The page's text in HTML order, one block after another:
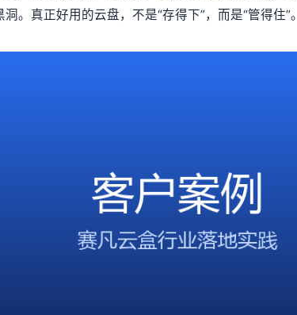
。真正好用的云盘，不是“存得下”，而是“管得住”。